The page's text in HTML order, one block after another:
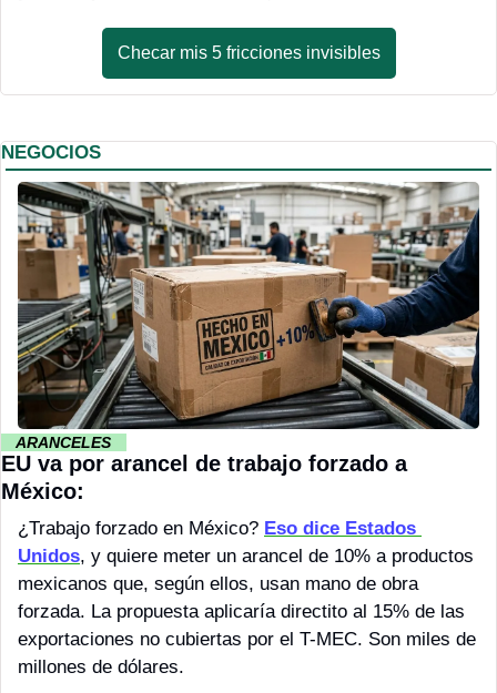
Checar mis 5 fricciones invisibles
NEGOCIOS
ARANCELES
EU va por arancel de trabajo forzado a
México:
¿Trabajo forzado en México? Eso dice Estados
Unidos, y quiere meter un arancel de 10% a productos
mexicanos que, según ellos, usan mano de obra
forzada. La propuesta aplicaría directito al 15% de las
exportaciones no cubiertas por el T-MEC. Son miles de
millones de dólares.